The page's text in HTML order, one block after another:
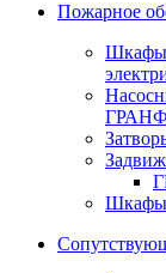
Пожарное
Шкафы
Шкафы